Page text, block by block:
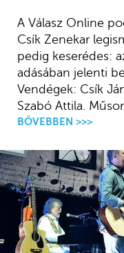
A Válasz Online
Csík Zenekar
pedig keserédes:
adásában jelenti
Vendégek: Csík
Szabó Attila.
BŐVEBBEN >>>